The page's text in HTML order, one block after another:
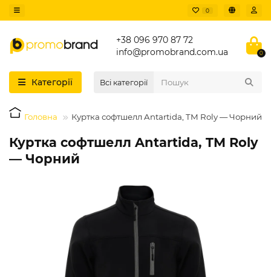
0
+38 096 970 87 72
info@promobrand.com.ua
0
Категорії Всі категорії
Головна Куртка софтшелл Antartida, TM Roly — Чорний
Куртка софтшелл Antartida, TM Roly
— Чорний